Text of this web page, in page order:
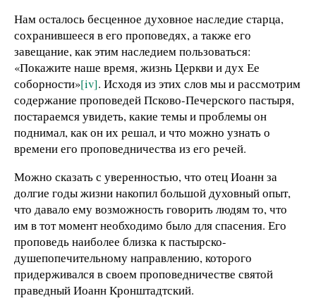
Нам осталось бесценное духовное наследие старца,
сохранившееся в его проповедях, а также его
завещание, как этим наследием пользоваться:
«Покажите наше время, жизнь Церкви и дух Ее
соборности»[iv]. Исходя из этих слов мы и рассмотрим
содержание проповедей Псково-Печерского пастыря,
постараемся увидеть, какие темы и проблемы он
поднимал, как он их решал, и что можно узнать о
времени его проповедничества из его речей.
Можно сказать с уверенностью, что отец Иоанн за
долгие годы жизни накопил большой духовный опыт,
что давало ему возможность говорить людям то, что
им в тот момент необходимо было для спасения. Его
проповедь наиболее близка к пастырско-
душепопечительному направлению, которого
придерживался в своем проповедничестве святой
праведный Иоанн Кронштадтский.